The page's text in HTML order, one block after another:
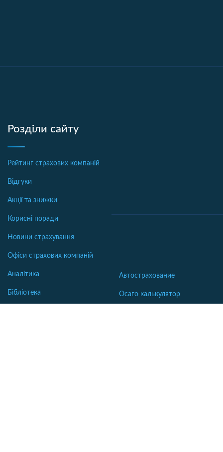
Розділи сайту
Рейтинг страхових компаній
Відгуки
Акції та знижки
Корисні поради
Новини страхування
Офіси страхових компаній
Аналітика
Бібліотека
Автострахование
Осаго калькулятор